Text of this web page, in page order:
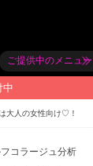
ご提供中のメニュー
中
大人の女性向け♡！
コラージュ分析